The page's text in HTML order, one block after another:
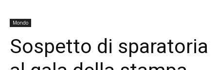
Mondo
Sospetto di sparatoria